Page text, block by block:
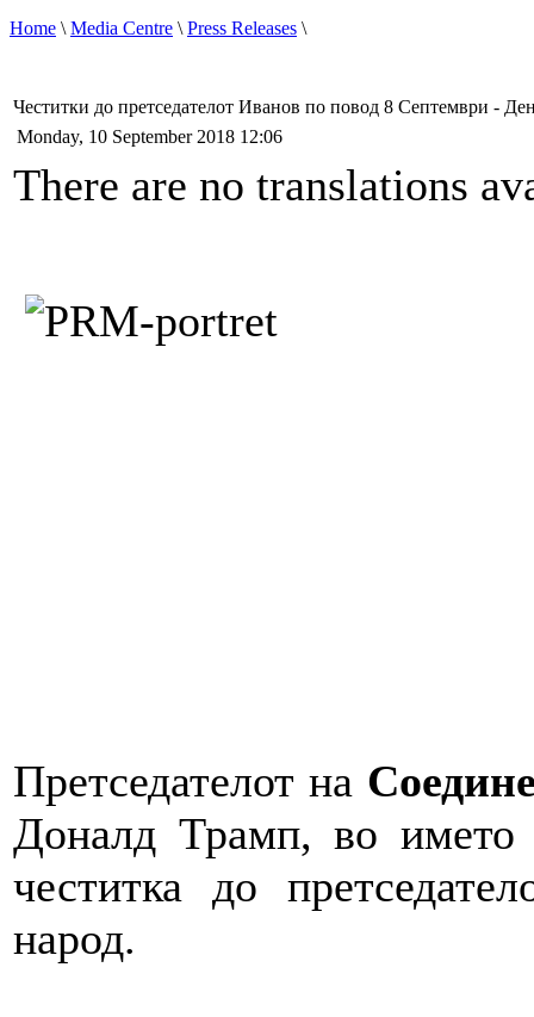
Home \Media Centre \Press Releases \
Честитки до претседателот Иванов по повод 8 Септември -
Monday, 10 September 2018 12:06
There are no translations
Претседателот на
Доналд Трамп, во името
честитка до
народ.